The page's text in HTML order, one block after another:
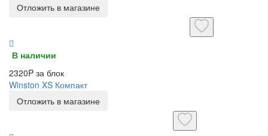
Отложить в магазине
В наличии
2320P за блок
Winston XS Компакт
Отложить в магазине